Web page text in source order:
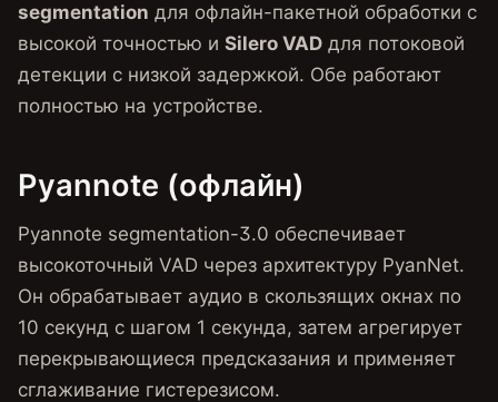
segmentation для офлайн-пакетной обработки с
высокой точностью и Silero VAD для потоковой
детекции с низкой задержкой. Обе работают
полностью на устройстве.
Pyannote (офлайн)
Pyannote segmentation-3.0 обеспечивает
высокоточный VAD через архитектуру PyanNet.
Он обрабатывает аудио в скользящих окнах по
10 секунд с шагом 1 секунда, затем агрегирует
перекрывающиеся предсказания и применяет
сглаживание гистерезисом.